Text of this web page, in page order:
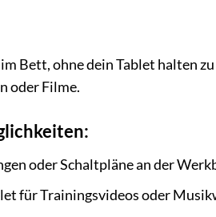
Bett, ohne dein Tablet halten
oder Filme.
oder Schaltpläne an der
für Trainingsvideos oder